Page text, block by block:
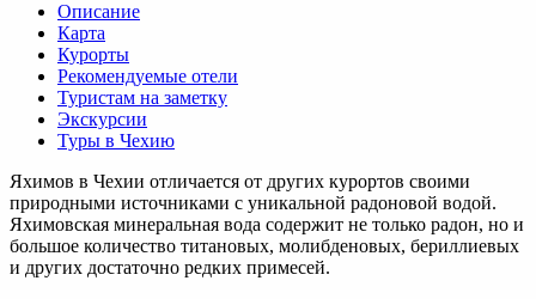
Описание
Карта
Курорты
Рекомендуемые отели
Туристам на заметку
Экскурсии
Туры в Чехию
Яхимов в Чехии отличается от других курортов своими
природными источниками с уникальной радоновой водой.
Яхимовская минеральная вода содержит не только радон, но и
большое количество титановых, молибденовых, бериллиевых
и других достаточно редких примесей.